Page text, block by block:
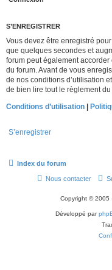
S’ENREGISTRER
Vous devez être enregistré
que quelques secondes et
forum peut également
du forum. Avant de vous
de nos conditions d’utilisation
de bien lire tout le règlement du
Conditions d’utilisation |
S’enregistrer
Index du forum
Nous contacter
Copyright © 2005
Développé par